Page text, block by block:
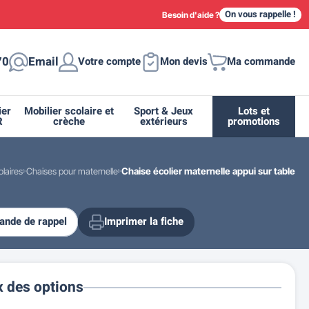
Besoin d'aide ? On vous rappelle !
Email Votre compte Mon devis Ma commande
Fleurissement urbain
Supports et abris vélo moto
Miroir de sécurité routière
Drapeau - Pavoisement
Espace sanitaire
Mobilier scolaire et
crèche
Casiers et meubles de rangement
Sport & Jeux
extérieurs
Lots et
promotions
Chaises pour maternelle Chaise écolier maternelle appui sur table
des options
de rappel Imprimer la fiche